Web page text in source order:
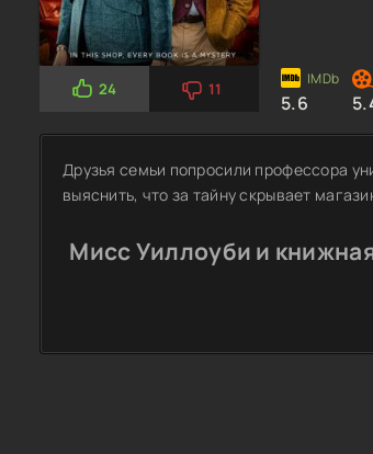
24 11
5.6
Друзья семьи попросили профессора
выяснить, что за тайну скрывает
Мисс Уиллоуби и